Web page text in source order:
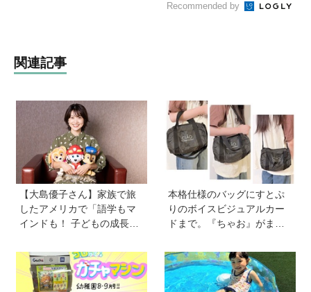
Recommended by
関連記事
【大島優子さん】家族で旅
したアメリカで「語学もマ
インドも！ 子どもの成長は
た映画『パウ・パトロール
ザ・ダイノ・ムービー』で
はあきらめなければ何でも
本格仕様のバッグにすとぷ
りのボイスビジュアルカー
ドまで。『ちゃお』がまた
【『ちゃお』8月号ふろく】